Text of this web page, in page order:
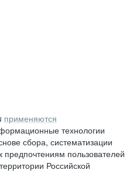
применяются
технологии
сбора, систематизации
пользователей
Российской